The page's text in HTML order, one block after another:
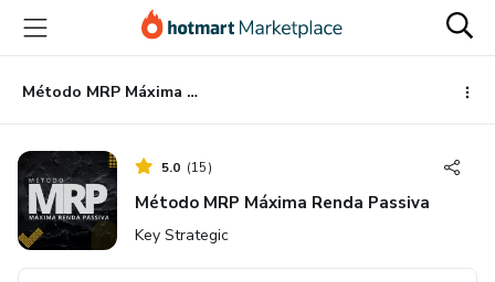
para
conteúdo
principal
para
pagamento
para
rodapé
Método MRP Máxima Renda Passiva
5.0 (15)
Método MRP Máxima Renda Passiva
Key Strategic